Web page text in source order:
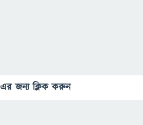
এর জন্য ক্লিক করুন